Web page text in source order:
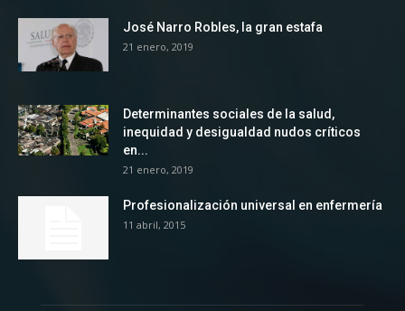
José Narro Robles, la gran estafa
21 enero, 2019
Determinantes sociales de la salud,
inequidad y desigualdad nudos críticos
en...
21 enero, 2019
Profesionalización universal en enfermería
11 abril, 2015